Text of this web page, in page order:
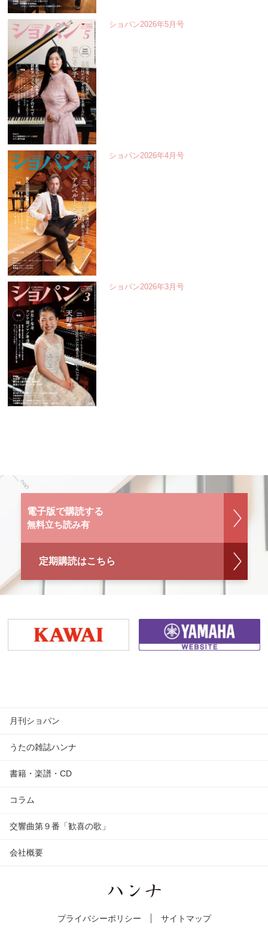
ショパン2026年5月号
ショパン2026年4月号
ショパン2026年3月号
電子版で購読する
無料立ち読み有
定期購読はこちら
月刊ショパン
うたの雑誌ハンナ
書籍・楽譜・CD
コラム
交響曲第９番「歓喜の歌」
会社概要
プライバシーポリシー サイトマップ